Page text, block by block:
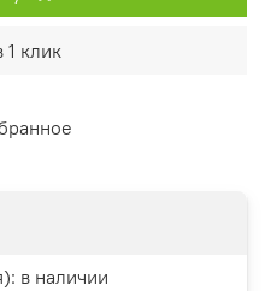
1 клик
в наличии